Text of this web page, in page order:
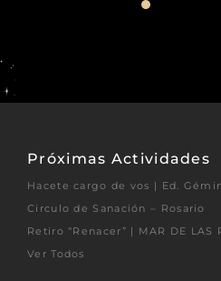
Próximas Actividades
Hacete cargo de vos | Ed.
Circulo de Sanación – Rosario
Retiro “Renacer” | MAR DE LAS
Ver Todos